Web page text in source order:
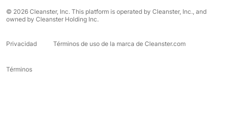
© 2026 Cleanster, Inc. This platform is operated by Cleanster, Inc., and
owned by Cleanster Holding Inc.
Privacidad Términos de uso de la marca de Cleanster.com
Términos